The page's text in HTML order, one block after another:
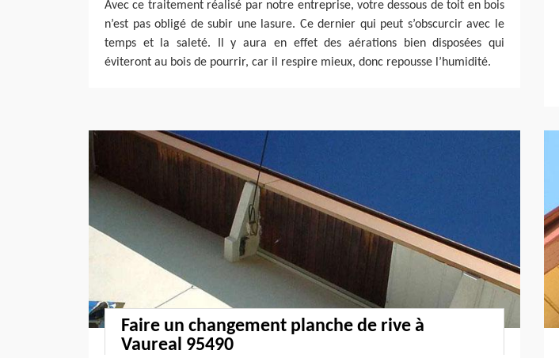
Avec ce traitement réalisé par notre entreprise, votre dessous de toit en bois
n’est pas obligé de subir une lasure. Ce dernier qui peut s’obscurcir avec le
temps et la saleté. Il y aura en effet des aérations bien disposées qui
éviteront au bois de pourrir, car il respire mieux, donc repousse l’humidité.
Faire un changement planche de rive à
Vaureal 95490